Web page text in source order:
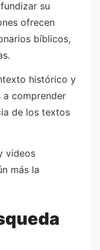
su
ofrecen
bíblicos,
histórico y
a comprender
de los textos
videos
más la